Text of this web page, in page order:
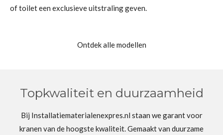
of toilet een exclusieve uitstraling geven.
Ontdek alle modellen
Topkwaliteit en duurzaamheid
Bij Installatiematerialenexpres.nl staan we garant voor
kranen van de hoogste kwaliteit. Gemaakt van duurzame